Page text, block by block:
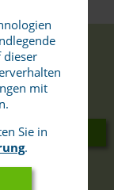
dieser
mit
Sie in
.